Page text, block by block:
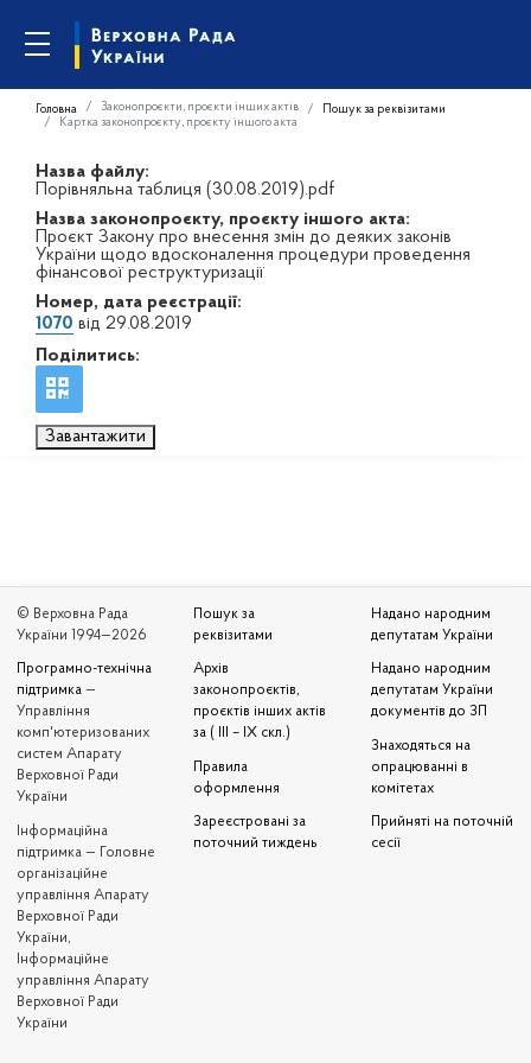
Головна Законопроєкти, проєкти інших актів
Пошук за реквізитами
Картка законопроєкту, проєкту іншого акта
Назва файлу:
Порівняльна таблиця (30.08.2019).pdf
Назва законопроєкту, проєкту іншого акта:
Проєкт Закону про внесення змін до деяких законів
України щодо вдосконалення процедури проведення
фінансової реструктуризації
Номер, дата реєстрації:
1070 від 29.08.2019
Поділитись:
Завантажити
© Верховна Рада
України 1994—2026
Програмно-технічна
підтримка —
Управління
комп'ютеризованих
систем Апарату
Верховної Ради
України
Iнформаційна
підтримка — Головне
організаційне
управління Апарату
Верховної Ради
України,
Інформаційне
управління Апарату
Верховної Ради
України
Пошук за
реквізитами
Архів
законопроєктів,
проєктів інших актів
за ( III – IX скл.)
Правила
оформлення
Зареєстровані за
поточний тиждень
Надано народним
депутатам України
Надано народним
депутатам України
документів до ЗП
Знаходяться на
опрацюванні в
комітетах
Прийняті на поточній
сесії